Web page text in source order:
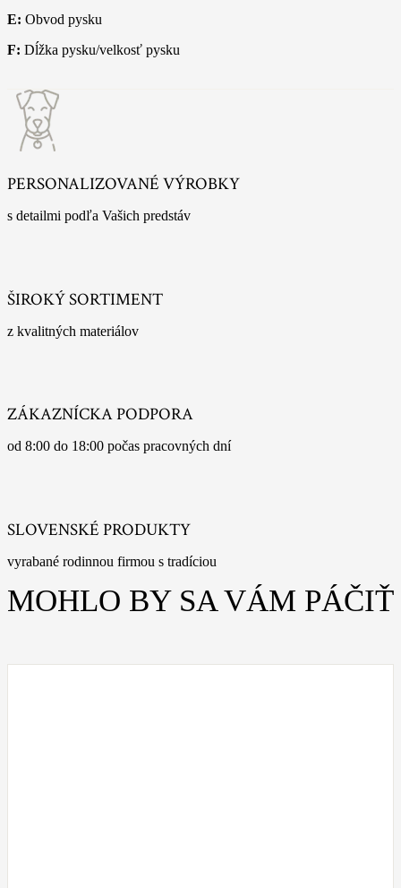
E: Obvod pysku
F: Dĺžka pysku/velkosť pysku
PERSONALIZOVANÉ VÝROBKY
s detailmi podľa Vašich predstáv
ŠIROKÝ SORTIMENT
z kvalitných materiálov
ZÁKAZNÍCKA PODPORA
od 8:00 do 18:00 počas pracovných dní
SLOVENSKÉ PRODUKTY
vyrabané rodinnou firmou s tradíciou
MOHLO BY SA VÁM PÁČIŤ